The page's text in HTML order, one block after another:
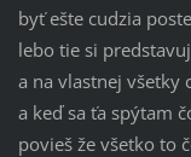
byť ešte cudzia
lebo tie si
a na vlastnej všetky
a keď sa ťa spýtam
povieš že všetko to